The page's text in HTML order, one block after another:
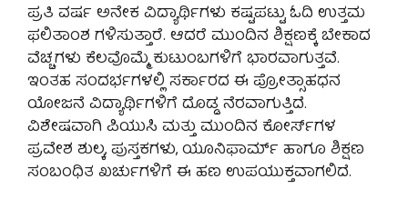
ಪ್ರತಿ ವರ್ಷ ಅನೇಕ ವಿದ್ಯಾರ್ಥಿಗಳು ಕಷ್ಟಪಟ್ಟು ಓದಿ ಉತ್ತಮ
ಫಲಿತಾಂಶ ಗಳಿಸುತ್ತಾರೆ. ಆದರೆ ಮುಂದಿನ ಶಿಕ್ಷಣಕ್ಕೆ ಬೇಕಾದ
ವೆಚ್ಚಗಳು ಕೆಲವೊಮ್ಮೆ ಕುಟುಂಬಗಳಿಗೆ ಭಾರವಾಗುತ್ತವೆ.
ಇಂತಹ ಸಂದರ್ಭಗಳಲ್ಲಿ ಸರ್ಕಾರದ ಈ ಪ್ರೋತ್ಸಾಹಧನ
ಯೋಜನೆ ವಿದ್ಯಾರ್ಥಿಗಳಿಗೆ ದೊಡ್ಡ ನೆರವಾಗುತ್ತಿದೆ.
ವಿಶೇಷವಾಗಿ ಪಿಯುಸಿ ಮತ್ತು ಮುಂದಿನ ಕೋರ್ಸ್‌ಗಳ
ಪ್ರವೇಶ ಶುಲ್ಕ, ಪುಸ್ತಕಗಳು, ಯೂನಿಫಾರ್ಮ್ ಹಾಗೂ ಶಿಕ್ಷಣ
ಸಂಬಂಧಿತ ಖರ್ಚುಗಳಿಗೆ ಈ ಹಣ ಉಪಯುಕ್ತವಾಗಲಿದೆ.